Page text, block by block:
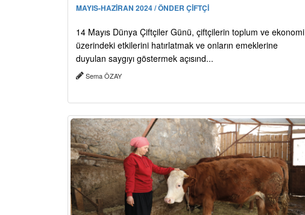
MAYIS-HAZİRAN 2024 / ÖNDER ÇİFTÇİ
14 Mayıs Dünya Çiftçiler Günü, çiftçilerin toplum ve ekonomi
üzerindeki etkilerini hatırlatmak ve onların emeklerine
duyulan saygıyı göstermek açısınd...
Sema ÖZAY